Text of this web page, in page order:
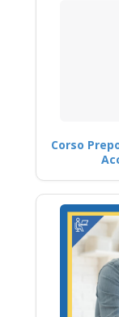
Corso